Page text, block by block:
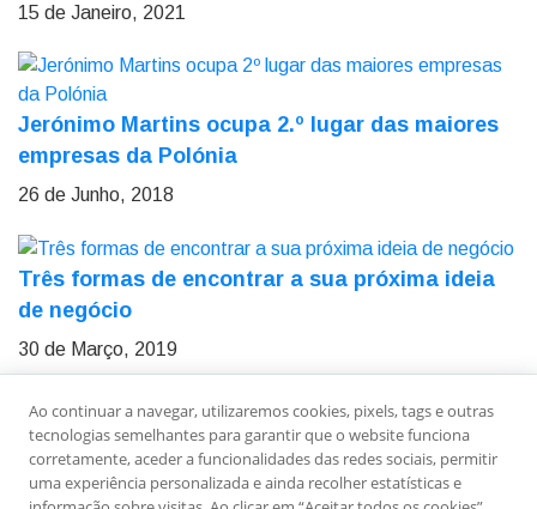
15 de Janeiro, 2021
Jerónimo Martins ocupa 2.º lugar das maiores
empresas da Polónia
26 de Junho, 2018
Três formas de encontrar a sua próxima ideia
de negócio
30 de Março, 2019
Sobre Nós Ficha Técnica
Estatuto Editorial
Política de Privacidade
Contactos Newsletter
Ao continuar a navegar, utilizaremos cookies, pixels, tags e outras
tecnologias semelhantes para garantir que o website funciona
corretamente, aceder a funcionalidades das redes sociais, permitir
uma experiência personalizada e ainda recolher estatísticas e